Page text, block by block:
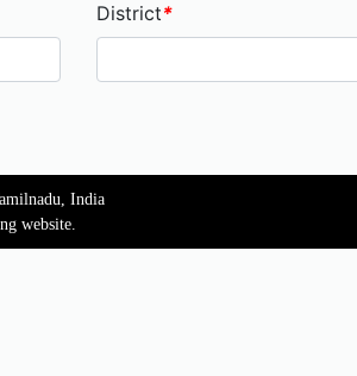
District*
India
website.